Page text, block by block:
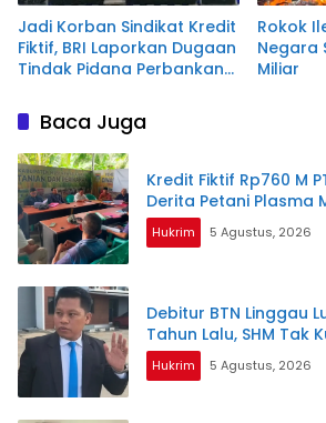
Jadi Korban Sindikat Kredit
Fiktif, BRI Laporkan Dugaan
Tindak Pidana Perbankan
Polda Sumsel
Rokok
Negara
Miliar
Baca Juga
Kredit Fiktif Rp760 M
Derita Petani Plasma
Hukrim 5 Agustus, 2026
Debitur BTN Linggau
Tahun Lalu, SHM Tak
Hukrim 5 Agustus, 2026